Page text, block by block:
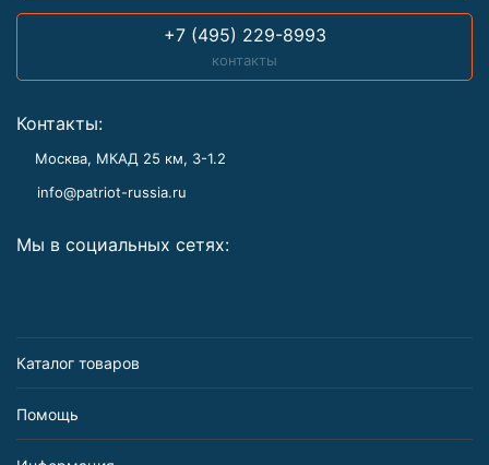
+7 (495) 229-8993
контакты
Контакты:
Москва, МКАД 25 км, З-1.2
info@patriot-russia.ru
Мы в социальных сетях:
Каталог товаров
Помощь